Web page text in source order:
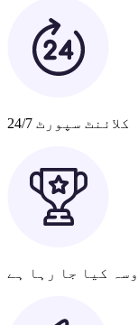
کلائنٹ سپورٹ 24/7